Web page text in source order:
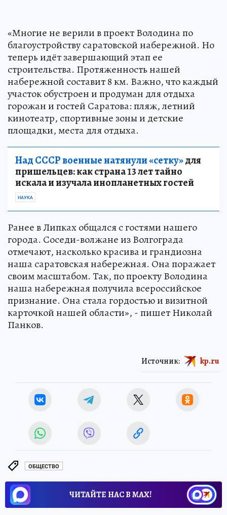
«Многие не верили в проект Володина по
благоустройству саратовской набережной. Но
теперь идёт завершающий этап ее
строительства. Протяженность нашей
набережной составит 8 км. Важно, что каждый
участок обустроен и продуман для отдыха
горожан и гостей Саратова: пляж, летний
кинотеатр, спортивные зоны и детские
площадки, места для отдыха.
Над СССР военные натянули «сетку»для
пришельцев: как страна 13 лет тайно
искала и изучала инопланетных гостей
НАУКА
Ранее в Липках общался с гостями нашего
города. Соседи-волжане из Волгограда
отмечают, насколько красива и грандиозна
наша саратовская набережная. Она поражает
своим масштабом. Так, по проекту Володина
наша набережная получила всероссийское
признание. Она стала гордостью и визитной
карточкой нашей области», - пишет Николай
Панков.
Источник: kp.ru
ОБЩЕСТВО
ЧИТАЙТЕ НАС В МАХ!